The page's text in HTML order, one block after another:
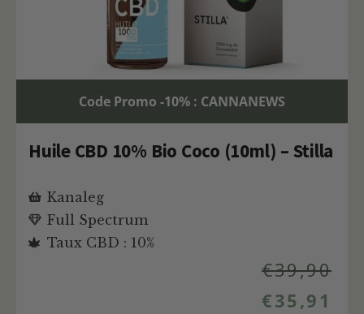
Code Promo -10% : CANNANEWS
Huile CBD 10% Bio Coco (10ml) – Stilla
Kanaleg
Full Spectrum
Taux CBD : 10%
€39,90
€35,91